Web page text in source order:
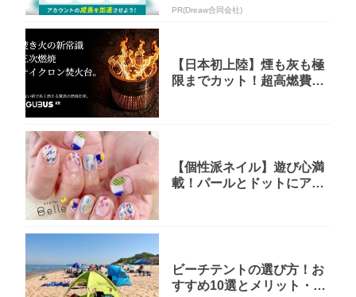
PR(Dreaw合同会社)
【日本初上陸】煙も灰も極
限までカット！超高燃費
【個性派ネイル】遊び心満
載！パールとドットにアー
ビーチテントの選び方！お
すすめ10選とメリット・デ